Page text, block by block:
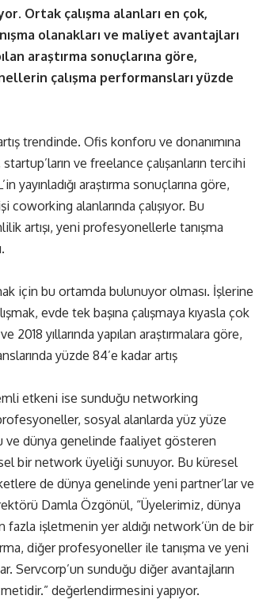
Ortak çalışma alanları en çok,
olanakları ve maliyet avantajları
araştırma sonuçlarına göre,
çalışma performansları yüzde
trendinde. Ofis konforu ve donanımına
ve freelance çalışanların tercihi
yayınladığı araştırma sonuçlarına göre,
coworking alanlarında çalışıyor. Bu
artışı, yeni profesyonellerle tanışma
için bu ortamda bulunuyor olması. İşlerine
evde tek başına çalışmaya kıyasla çok
2018 yıllarında yapılan araştırmalara göre,
yüzde 84’e kadar artış
etkeni ise sunduğu networking
sosyal alanlarda yüz yüze
ve dünya genelinde faaliyet gösteren
bir network üyeliği sunuyor. Bu küresel
de dünya genelinde yeni partner’lar ve
Damla Özgönül, “Üyelerimiz, dünya
işletmenin yer aldığı network’ün de bir
diğer profesyoneller ile tanışma ve yeni
Servcorp’un sunduğu diğer avantajların
değerlendirmesini yapıyor.